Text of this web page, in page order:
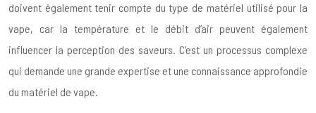
doivent également tenir compte du type de matériel utilisé pour la
vape, car la température et le débit d’air peuvent également
influencer la perception des saveurs. C’est un processus complexe
qui demande une grande expertise et une connaissance approfondie
du matériel de vape.